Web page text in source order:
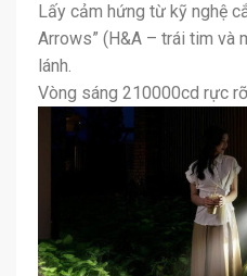
Lấy cảm hứng từ kỹ nghệ
Arrows” (H&A – trái tim và
lánh.
Vòng sáng 210000cd rực